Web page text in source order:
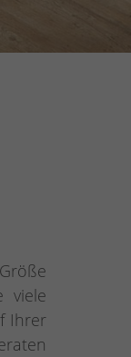
viele
Ihrer